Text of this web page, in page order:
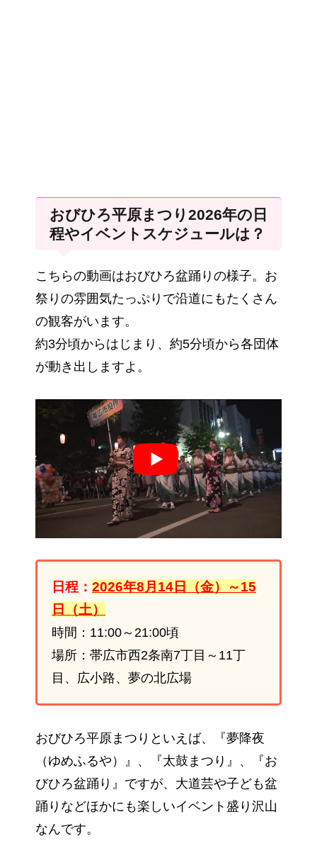
おびひろ平原まつり2026年の日
程やイベントスケジュールは？
こちらの動画はおびひろ盆踊りの様子。お
祭りの雰囲気たっぷりで沿道にもたくさん
の観客がいます。
約3分頃からはじまり、約5分頃から各団体
が動き出しますよ。
日程： 2026年8月14日（金）～15
日（土）
時間：11:00～21:00頃
場所：帯広市西2条南7丁目～11丁
目、広小路、夢の北広場
おびひろ平原まつりといえば、『夢降夜
（ゆめふるや）』、『太鼓まつり』、『お
びひろ盆踊り』ですが、大道芸や子ども盆
踊りなどほかにも楽しいイベント盛り沢山
なんです。